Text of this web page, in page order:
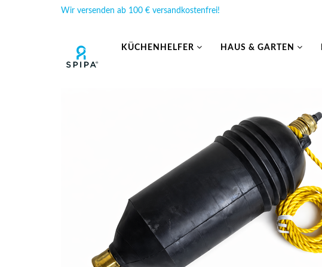
Wir versenden ab 100 € versandkostenfrei!
KÜCHENHELFER HAUS & GARTEN